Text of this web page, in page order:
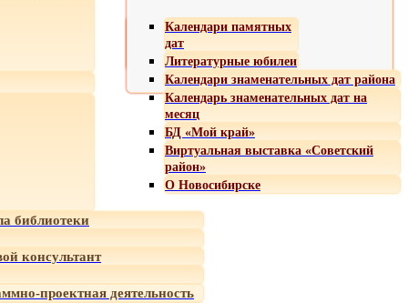
Календари памятных
дат
Литературные юбилеи
Календари знаменательных дат района
Календарь знаменательных дат на
месяц
БД «Мой край»
Виртуальная выставка «Советский
район»
О Новосибирске
библиотеки
консультант
проектная деятельность